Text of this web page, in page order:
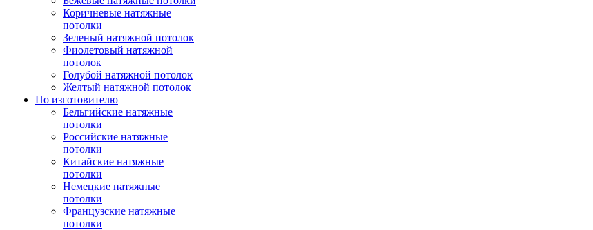
Коричневые натяжные
потолки
Зеленый натяжной потолок
Фиолетовый натяжной
потолок
Голубой натяжной потолок
Желтый натяжной потолок
По изготовителю
Бельгийские натяжные
потолки
Российские натяжные
потолки
Китайские натяжные
потолки
Немецкие натяжные
потолки
Французские натяжные
потолки